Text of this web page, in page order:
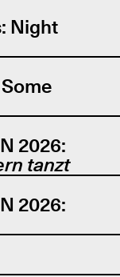
Night
2026:
tanzt
2026: